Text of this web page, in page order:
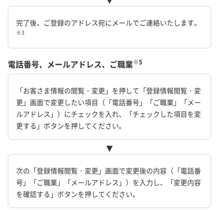
完了後、ご登録のアドレス宛にメールでご連絡いたします。
※3
電話番号、メールアドレス、ご職業※5
「お客さま情報の閲覧・変更」を押して「登録情報閲覧・変
更」画面で変更したい項目（「電話番号」「ご職業」「メー
ルアドレス」）にチェックを入れ、「チェックした項目を変
更する」ボタンを押してください。
▼
次の「登録情報閲覧・変更」画面で変更後の内容（「電話番
号」「ご職業」「メールアドレス」）を入力し、「変更内容
を確認する」ボタンを押してください。